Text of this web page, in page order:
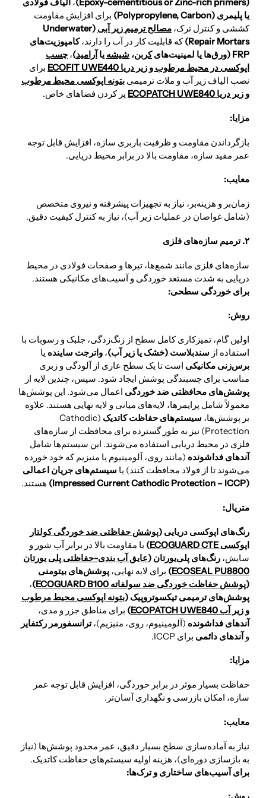
(Epoxy-cementitious or Zinc-rich primers) ، الیاف فولادی
یا پلیمری (Polypropylene, Carbon)
برای افزایش مقاومت
کششی و کنترل ترک، مصالح ترمیم زیر آبی (Underwater
Repair Mortars) که قابلیت کار در آب را دارند،کامپوزیت‌های
FRP (ورق‌ها یا لمینیت‌های
کربن، شیشه یا آرامید)، چسب
اپوکسی در محیط مرطوب و زیر دریا ECOFIT UWE440
برای
نصب الیاف زیر آب و ملات ترمیمی بتونه اپوکسی محیط مرطوب
و زیر دریا ECOPATCH UWE840
پر کردن فضاهای خاص.
مزایا:
بازگرداندن مقاومت و ظرفیت باربری سازه، افزایش قابل توجه
عمر مفید سازه، مقاومت بالا در برابر محیط دریایی.
معایب:
زمان‌بر و هزینه‌بر، نیاز به تجهیزات پیشرفته و نیروی متخصص
(شامل غواصان در عملیات زیر آب)، نیاز به کنترل کیفیت دقیق.
۲. ترمیم سازه‌های فلزی
سازه‌های فلزی مانند شمع‌ها، تیرها و صفحات فولادی در محیط
دریایی به شدت مستعد خوردگی و آسیب‌های مکانیکی هستند.
برای خوردگی سطحی:
روش:
اولین گام، تمیزکاری کامل سطح از زنگ‌زدگی، جلبک و رسوبات با
استفاده از سندبلاست (خشک یا زیر آب)، واترجت ساینده یا
برس‌زنی مکانیکی است تا یک سطح عاری از آلودگی و زبری
مناسب برای چسبندگی پوشش ایجاد شود. سپس، چندین لایه از
پوشش‌های محافظتی ضد خوردگی اعمال می‌شود. این پوشش‌ها
معمولاً شامل پرایمرها، لایه‌های میانی و لایه نهایی هستند. علاوه
بر پوشش‌ها، سیستم‌های حفاظت کاتدیک (Cathodic
Protection) نیز به طور گسترده برای محافظت از سازه‌های
فلزی در محیط دریایی استفاده می‌شوند. این سیستم‌ها شامل
آندهای فداشونده (مانند روی، آلومینیوم یا منیزیم که خود خورده
می‌شوند تا از فولاد محافظت کنند) یا سیستم‌های جریان اعمالی
(Impressed Current Cathodic Protection – ICCP)
هستند.
متریال:
رنگ‌های اپوکسی دریایی (پوشش حفاظتی ضد خوردگی کولتار
اپوکسی ECOGUARD CTE
) با مقاومت بالا در برابر آب شور و
سایش، رنگ‌های پلی‌یورتان (عایق آب بندی-حفاظتی پلی یورتان
ECOSEAL PU8800
) برای لایه نهایی، پوشش‌های بیتومنی
(پوشش حفاظت خوردگی ضد سولفاته ECOGUARD B100 )،
پوشش‌های ترمیمی تیکسوتروپیک (بتونه اپوکسی محیط مرطوب
و زیر آب ECOPATCH UWE840
) برای مناطق جزر و مدی،
آندهای فداشونده (آلومینیوم، روی، منیزیم)،ترانسفورمر رکتفایر
و آندهای دائمی برای ICCP.
مزایا:
حفاظت بسیار موثر در برابر خوردگی، افزایش قابل توجه عمر
سازه، امکان بازرسی و نگهداری آسان‌تر.
معایب:
نیاز به آماده‌سازی سطح بسیار دقیق، عمر محدود پوشش‌ها (نیاز
به بازسازی دوره‌ای)، هزینه اولیه سیستم‌های حفاظت کاتدیک.
برای آسیب‌های ساختاری و ترک‌ها: